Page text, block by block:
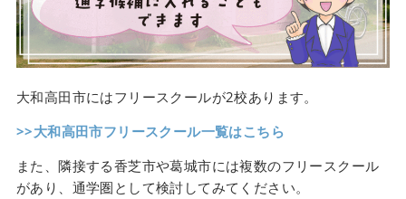
大和高田市にはフリースクールが2校あります。
>>大和高田市フリースクール一覧はこちら
また、隣接する香芝市や葛城市には複数のフリースクール
があり、通学圏として検討してみてください。